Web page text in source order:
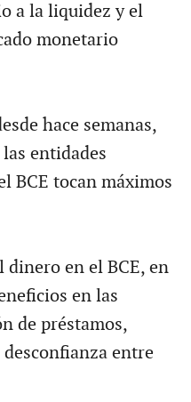
a la liquidez y el
monetario
hace semanas,
entidades
BCE tocan máximos
dinero en el BCE, en
en las
de préstamos,
entre